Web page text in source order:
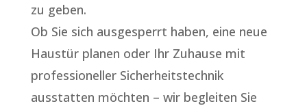
zu geben.
Ob Sie sich ausgesperrt haben, eine neue
Haustür planen oder Ihr Zuhause mit
professioneller Sicherheitstechnik
ausstatten möchten – wir begleiten Sie